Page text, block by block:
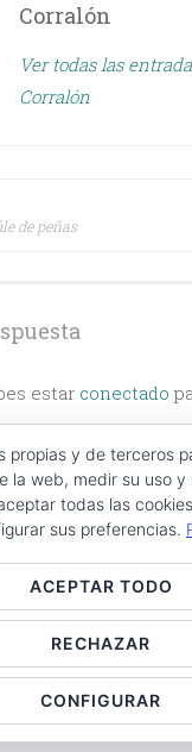
Corralón
Ver todas las
Corralón
de peñas
estar conectado
|COOKIES
propias y de terceros
la web, medir su uso y
todas las
sus preferencias.
ACEPTAR TODO
RECHAZAR
CONFIGURAR